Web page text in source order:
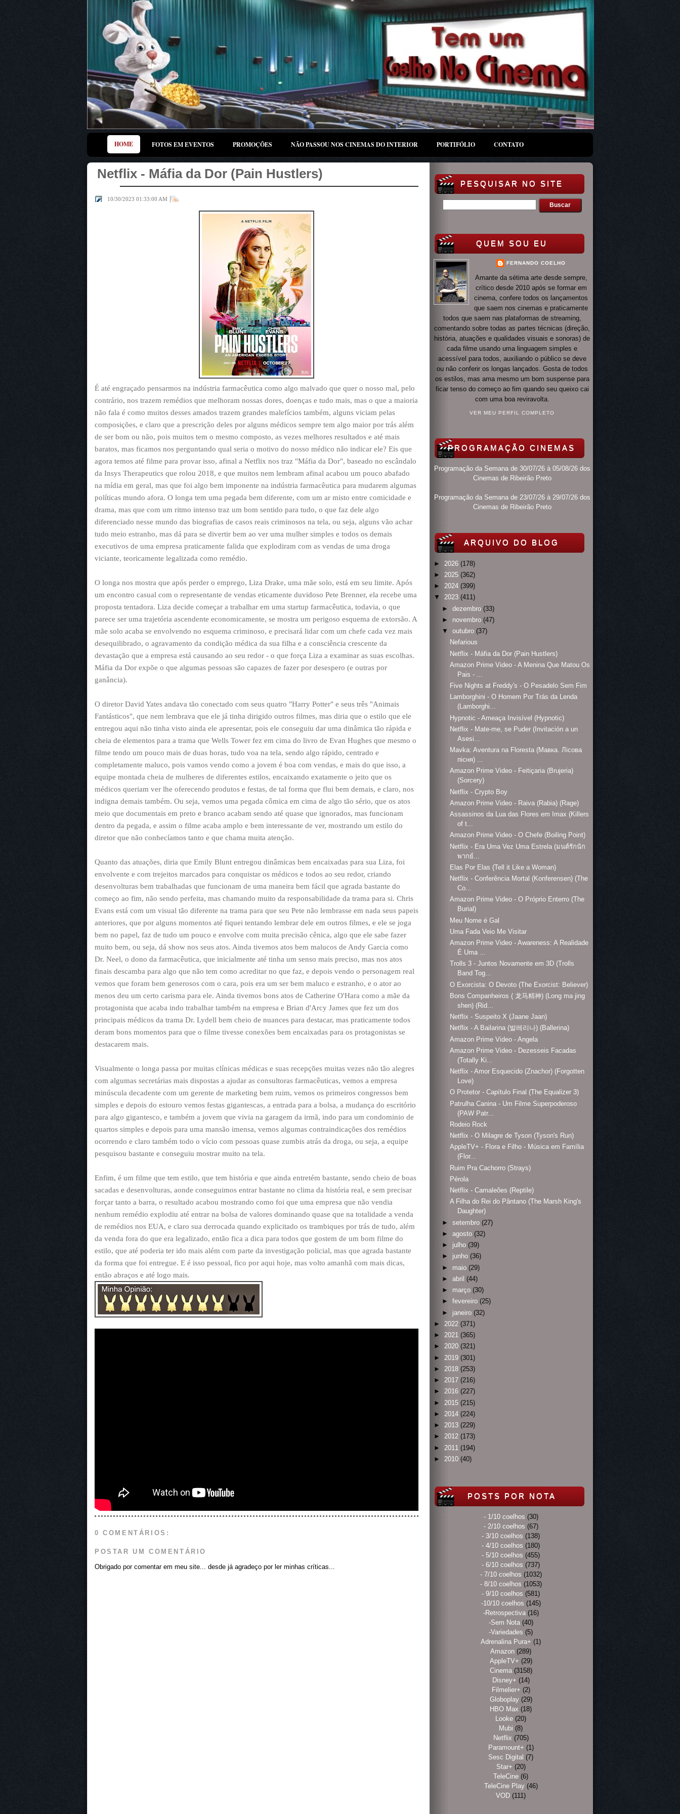
HOME FOTOS EM EVENTOS PROMOÇÕES NÃO PASSOU NOS CINEMAS DO INTERIOR PORTIFÓLIO CONTATO
Netflix - Máfia da Dor (Pain Hustlers)
10/30/2023 01:33:00 AM |
É até engraçado pensarmos na indústria farmacêutica como algo malvado que quer o nosso mal, pelo
contrário, nos trazem remédios que melhoram nossas dores, doenças e tudo mais, mas o que a maioria
não fala é como muitos desses amados trazem grandes malefícios também, alguns viciam pelas
composições, e claro que a prescrição deles por alguns médicos sempre tem algo maior por trás além
de ser bom ou não, pois muitos tem o mesmo composto, as vezes melhores resultados e até mais
baratos, mas ficamos nos perguntando qual seria o motivo do nosso médico não indicar ele? Eis que
agora temos até filme para provar isso, afinal a Netflix nos traz "Máfia da Dor", baseado no escândalo
da Insys Therapeutics que rolou 2018, e que muitos nem lembram afinal acabou um pouco abafado
na mídia em geral, mas que foi algo bem imponente na indústria farmacêutica para mudarem algumas
políticas mundo afora. O longa tem uma pegada bem diferente, com um ar misto entre comicidade e
drama, mas que com um ritmo intenso traz um bom sentido para tudo, o que faz dele algo
diferenciado nesse mundo das biografias de casos reais criminosos na tela, ou seja, alguns vão achar
tudo meio estranho, mas dá para se divertir bem ao ver uma mulher simples e todos os demais
executivos de uma empresa praticamente falida que explodiram com as vendas de uma droga
viciante, teoricamente legalizada como remédio.
O longa nos mostra que após perder o emprego, Liza Drake, uma mãe solo, está em seu limite. Após
um encontro casual com o representante de vendas eticamente duvidoso Pete Brenner, ela recebe uma
proposta tentadora. Liza decide começar a trabalhar em uma startup farmacêutica, todavia, o que
parece ser uma trajetória ascendente economicamente, se mostra um perigoso esquema de extorsão. A
mãe solo acaba se envolvendo no esquema criminoso, e precisará lidar com um chefe cada vez mais
desequilibrado, o agravamento da condição médica da sua filha e a consciência crescente da
devastação que a empresa está causando ao seu redor - o que força Liza a examinar as suas escolhas.
Máfia da Dor expõe o que algumas pessoas são capazes de fazer por desespero (e outras por
ganância).
O diretor David Yates andava tão conectado com seus quatro "Harry Potter" e seus três "Animais
Fantásticos", que nem lembrava que ele já tinha dirigido outros filmes, mas diria que o estilo que ele
entregou aqui não tinha visto ainda ele apresentar, pois ele conseguiu dar uma dinâmica tão rápida e
cheia de elementos para a trama que Wells Tower fez em cima do livro de Evan Hughes que mesmo o
filme tendo um pouco mais de duas horas, tudo voa na tela, sendo algo rápido, centrado e
completamente maluco, pois vamos vendo como a jovem é boa com vendas, e mais do que isso, a
equipe montada cheia de mulheres de diferentes estilos, encaixando exatamente o jeito que os
médicos queriam ver lhe oferecendo produtos e festas, de tal forma que flui bem demais, e claro, nos
indigna demais também. Ou seja, vemos uma pegada cômica em cima de algo tão sério, que os atos
meio que documentais em preto e branco acabam sendo até quase que ignorados, mas funcionam
dentro da pegada, e assim o filme acaba amplo e bem interessante de ver, mostrando um estilo do
diretor que não conhecíamos tanto e que chama muita atenção.
Quanto das atuações, diria que Emily Blunt entregou dinâmicas bem encaixadas para sua Liza, foi
envolvente e com trejeitos marcados para conquistar os médicos e todos ao seu redor, criando
desenvolturas bem trabalhadas que funcionam de uma maneira bem fácil que agrada bastante do
começo ao fim, não sendo perfeita, mas chamando muito da responsabilidade da trama para si. Chris
Evans está com um visual tão diferente na trama para que seu Pete não lembrasse em nada seus papeis
anteriores, que por alguns momentos até fiquei tentando lembrar dele em outros filmes, e ele se joga
bem no papel, faz de tudo um pouco e envolve com muita precisão cênica, algo que ele sabe fazer
muito bem, ou seja, dá show nos seus atos. Ainda tivemos atos bem malucos de Andy Garcia como
Dr. Neel, o dono da farmacêutica, que inicialmente até tinha um senso mais preciso, mas nos atos
finais descamba para algo que não tem como acreditar no que faz, e depois vendo o personagem real
vemos que foram bem generosos com o cara, pois era um ser bem maluco e estranho, e o ator ao
menos deu um certo carisma para ele. Ainda tivemos bons atos de Catherine O'Hara como a mãe da
protagonista que acaba indo trabalhar também na empresa e Brian d'Arcy James que fez um dos
principais médicos da trama Dr. Lydell bem cheio de nuances para destacar, mas praticamente todos
deram bons momentos para que o filme tivesse conexões bem encaixadas para os protagonistas se
destacarem mais.
Visualmente o longa passa por muitas clínicas médicas e suas recepções muitas vezes não tão alegres
com algumas secretárias mais dispostas a ajudar as consultoras farmacêuticas, vemos a empresa
minúscula decadente com um gerente de marketing bem ruim, vemos os primeiros congressos bem
simples e depois do estouro vemos festas gigantescas, a entrada para a bolsa, a mudança do escritório
para algo gigantesco, e também a jovem que vivia na garagem da irmã, indo para um condominio de
quartos simples e depois para uma mansão imensa, vemos algumas contraindicações dos remédios
ocorrendo e claro também todo o vício com pessoas quase zumbis atrás da droga, ou seja, a equipe
pesquisou bastante e conseguiu mostrar muito na tela.
Enfim, é um filme que tem estilo, que tem história e que ainda entretém bastante, sendo cheio de boas
sacadas e desenvolturas, aonde conseguimos entrar bastante no clima da história real, e sem precisar
forçar tanto a barra, o resultado acabou mostrando como foi que uma empresa que não vendia
nenhum remédio explodiu até entrar na bolsa de valores dominando quase que na totalidade a venda
de remédios nos EUA, e claro sua derrocada quando explicitado os trambiques por trás de tudo, além
da venda fora do que era legalizado, então fica a dica para todos que gostem de um bom filme do
estilo, que até poderia ter ido mais além com parte da investigação policial, mas que agrada bastante
da forma que foi entregue. E é isso pessoal, fico por aqui hoje, mas volto amanhã com mais dicas,
então abraços e até logo mais.
0 COMENTÁRIOS:
POSTAR UM COMENTÁRIO
Obrigado por comentar em meu site... desde já agradeço por ler minhas críticas...
PESQUISAR NO SITE
QUEM SOU EU
FERNANDO COELHO
Amante da sétima arte desde sempre,
crítico desde 2010 após se formar em
cinema, confere todos os lançamentos
que saem nos cinemas e praticamente
todos que saem nas plataformas de streaming,
comentando sobre todas as partes técnicas (direção,
história, atuações e qualidades visuais e sonoras) de
cada filme usando uma linguagem simples e
acessível para todos, auxiliando o público se deve
ou não conferir os longas lançados. Gosta de todos
os estilos, mas ama mesmo um bom suspense para
ficar tenso do começo ao fim quando seu queixo cai
com uma boa reviravolta.
VER MEU PERFIL COMPLETO
PROGRAMAÇÃO CINEMAS
Programação da Semana de 30/07/26 à 05/08/26 dos
Cinemas de Ribeirão Preto
Programação da Semana de 23/07/26 à 29/07/26 dos
Cinemas de Ribeirão Preto
ARQUIVO DO BLOG
► 2026 (178)
► 2025 (362)
► 2024 (399)
▼
2023 (411)
► dezembro (33)
► novembro (47)
▼
outubro (37)
Nefarious
Netflix - Máfia da Dor (Pain Hustlers)
Amazon Prime Video - A Menina Que Matou Os
Pais - ...
Five Nights at Freddy's - O Pesadelo Sem Fim
Lamborghini - O Homem Por Trás da Lenda
(Lamborghi...
Hypnotic - Ameaça Invisível (Hypnotic)
Netflix - Mate-me, se Puder (Invitación a un
Asesi...
Mavka: Aventura na Floresta (Мавка. Лісова
пісня) ...
Amazon Prime Video - Feitiçaria (Brujeria)
(Sorcery)
Netflix - Crypto Boy
Amazon Prime Video - Raiva (Rabia) (Rage)
Assassinos da Lua das Flores em Imax (Killers
of t...
Amazon Prime Video - O Chefe (Boiling Point)
Netflix - Era Uma Vez Uma Estrela (มนต์รักนัก
พากย์...
Elas Por Elas (Tell it Like a Woman)
Netflix - Conferência Mortal (Konferensen) (The
Co...
Amazon Prime Video - O Próprio Enterro (The
Burial)
Meu Nome é Gal
Uma Fada Veio Me Visitar
Amazon Prime Video - Awareness: A Realidade
É Uma ...
Trolls 3 - Juntos Novamente em 3D (Trolls
Band Tog...
O Exorcista: O Devoto (The Exorcist: Believer)
Bons Companheiros ( 龙马精神) (Long ma jing
shen) (Rid...
Netflix - Suspeito X (Jaane Jaan)
Netflix - A Bailarina (발레리나) (Ballerina)
Amazon Prime Video - Angela
Amazon Prime Video - Dezesseis Facadas
(Totally Ki...
Netflix - Amor Esquecido (Znachor) (Forgotten
Love)
O Protetor - Capítulo Final (The Equalizer 3)
Patrulha Canina - Um Filme Superpoderoso
(PAW Patr...
Rodeio Rock
Netflix - O Milagre de Tyson (Tyson's Run)
AppleTV+ - Flora e Filho - Música em Família
(Flor...
Ruim Pra Cachorro (Strays)
Pérola
Netflix - Camaleões (Reptile)
A Filha do Rei do Pântano (The Marsh King's
Daughter)
► setembro (27)
► agosto (32)
► julho (39)
► junho (36)
► maio (29)
► abril (44)
► março (30)
► fevereiro (25)
► janeiro (32)
► 2022 (371)
► 2021 (365)
► 2020 (321)
► 2019 (301)
► 2018 (253)
► 2017 (216)
► 2016 (227)
► 2015 (215)
► 2014 (224)
► 2013 (229)
► 2012 (173)
► 2011 (194)
► 2010 (40)
POSTS POR NOTA
- 1/10 coelhos (30)
- 2/10 coelhos (67)
- 3/10 coelhos (138)
- 4/10 coelhos (180)
- 5/10 coelhos (455)
- 6/10 coelhos (737)
- 7/10 coelhos (1032)
- 8/10 coelhos (1053)
- 9/10 coelhos (581)
-10/10 coelhos (145)
-Retrospectiva (16)
-Sem Nota (40)
-Variedades (5)
Adrenalina Pura+ (1)
Amazon (289)
AppleTV+ (29)
Cinema (3158)
Disney+ (14)
Filmelier+ (2)
Globoplay (29)
HBO Max (18)
Looke (20)
Mubi (8)
Netflix (705)
Paramount+ (1)
Sesc Digital (7)
Star+ (20)
TeleCine (6)
TeleCine Play (46)
VOD (111)